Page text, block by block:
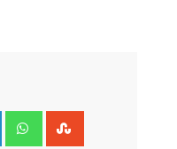
LinkedIn Whatsapp